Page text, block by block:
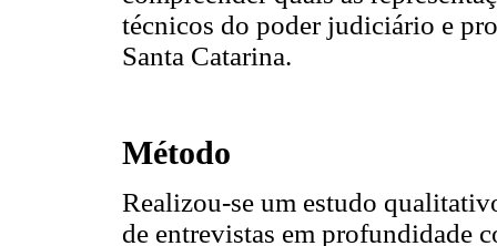
técnicos do poder judiciário e
Santa Catarina.
Método
Realizou-se um estudo
de entrevistas em profundidade